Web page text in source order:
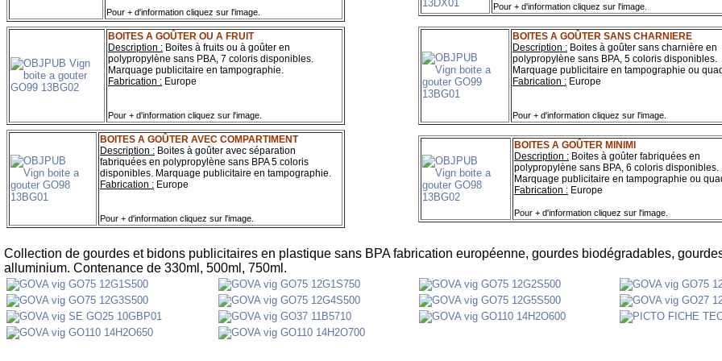
Pour + d'information cliquez sur l'image.
Pour + d'information cliquez sur l'image.
BOITES A GOÛTER OU A FRUIT
Description : Boites à fruits ou à goûter en
polypropylène sans PBA, 7 coloris disponibles.
Marquage publicitaire en tampographie.
Fabrication : Europe
Pour + d'information cliquez sur l'image.
BOITES A GOÛTER SANS CHARNIERE
Description : Boites à goûter sans charnière en
polypropylène sans BPA, 5 coloris disponibles.
Marquage publicitaire en tampographie ou
Fabrication : Europe
Pour + d'information cliquez sur l'image.
BOITES A GOÛTER AVEC COMPARTIMENT
Description : Boites à goûter avec séparation
fabriquées en polypropylène sans BPA 5 coloris
disponibles. Marquage publicitaire en tampographie.
Fabrication : Europe
Pour + d'information cliquez sur l'image.
BOITES A GOÛTER MINIMI
Description : Boites à goûter fabriquées en
polypropylène sans BPA, 6 coloris disponibles.
Marquage publicitaire en tampographie ou
Fabrication : Europe
Pour + d'information cliquez sur l'image.
Collection de gourdes et bidons publicitaires en plastique sans BPA fabrication européenne, gourdes biodégradables,
alluminium. Contenance de 330ml, 500ml, 750ml.